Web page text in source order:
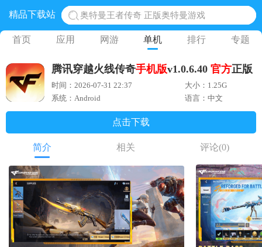
精品下载站
地铁跑酷体验服国际服 地铁跑酷体验服版本
网易光遇手游正版 点亮星空共庆周年
黎明觉醒生机腾讯正版 黎明觉醒生机国际服
蛋仔派对下载 蛋仔派对体验服
奥特曼王者传奇 正版奥特曼游戏
首页 应用 网游 单机 排行 专题
腾讯穿越火线传奇手机版v1.0.6.40 官方正版
时间：2026-07-31 22:37
大小：1.25G
系统：Android
语言：中文
点击下载
简介 相关 评论(0)